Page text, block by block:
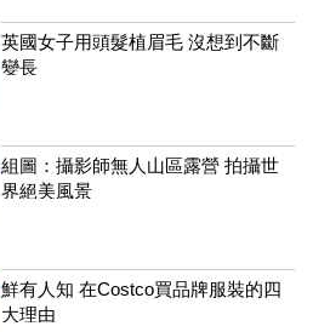
英國女子用頭髮植眉毛 沒想到不斷
變長
組圖：攝影師無人山區露營 拍攝世
界絕美風景
鮮有人知 在Costco買品牌服裝的四
大理由